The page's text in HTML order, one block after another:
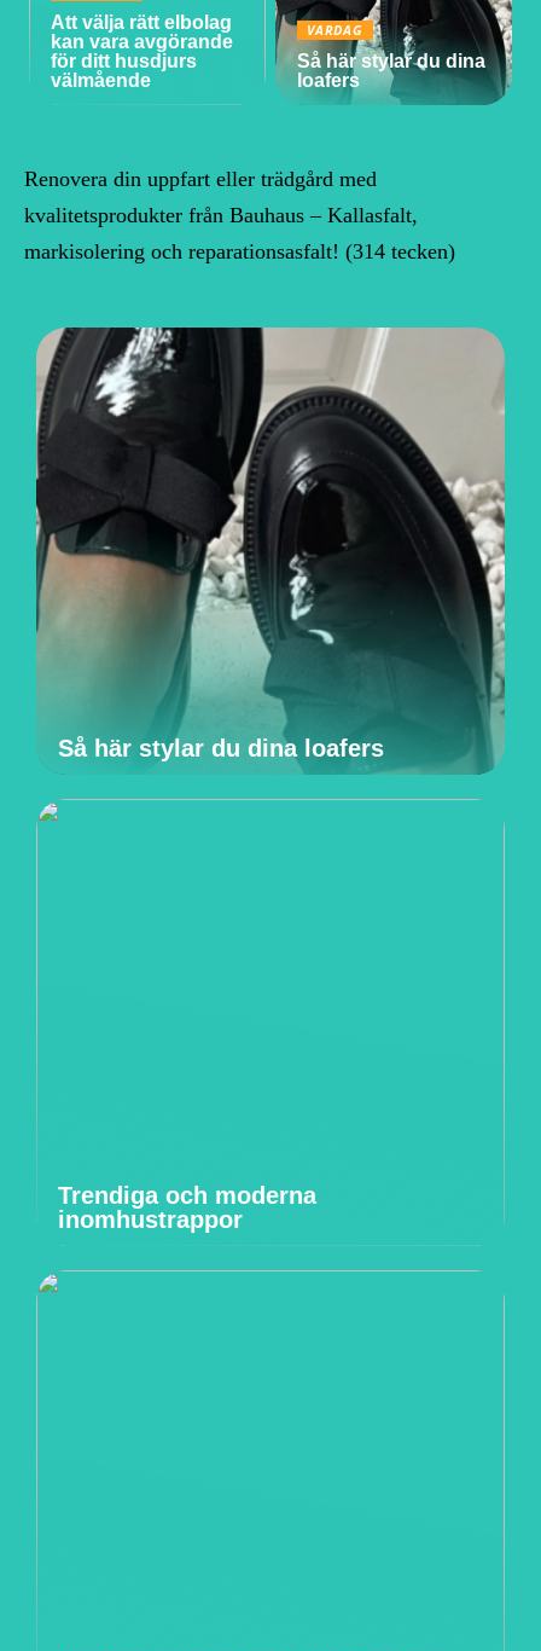
Att välja rätt elbolag
kan vara avgörande
för ditt husdjurs
välmående
VARDAG
Så här stylar du dina
loafers
Renovera din uppfart eller trädgård med
kvalitetsprodukter från Bauhaus – Kallasfalt,
markisolering och reparationsasfalt! (314 tecken)
Så här stylar du dina loafers
Trendiga och moderna
inomhustrappor